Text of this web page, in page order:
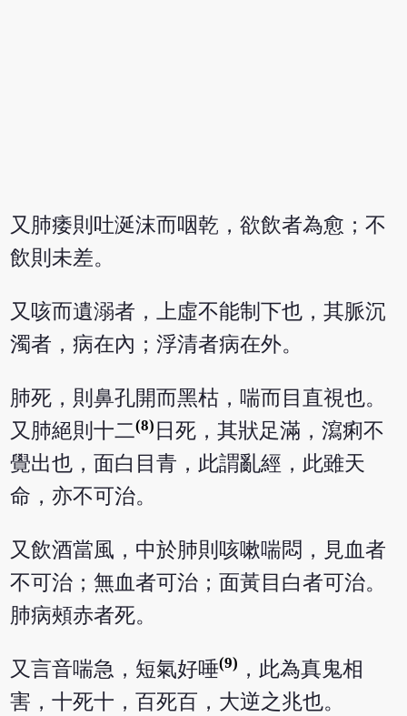
又肺痿則吐涎沫而咽乾，欲飲者為愈；不
飲則未差。
又咳而遺溺者，上虛不能制下也，其脈沉
濁者，病在內；浮清者病在外。
肺死，則鼻孔開而黑枯，喘而目直視也。
又肺絕則十二(8) 日死，其狀足滿，瀉痢不
覺出也，面白目青，此謂亂經，此雖天
命，亦不可治。
又飲酒當風，中於肺則咳嗽喘悶，見血者
不可治；無血者可治；面黃目白者可治。
肺病頰赤者死。
又言音喘急，短氣好唾(9) ，此為真鬼相
害，十死十，百死百，大逆之兆也。